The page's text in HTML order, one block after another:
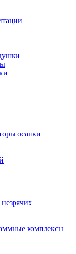
осанки
комплексы